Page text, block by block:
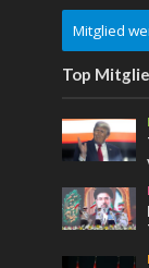
Mitglied
Top